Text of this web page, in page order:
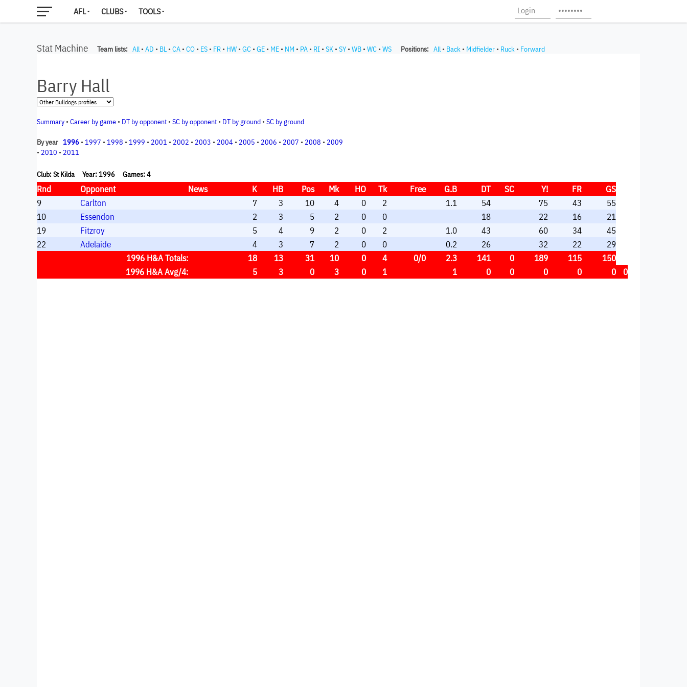
AFL CLUBS TOOLS
Stat Machine Team lists: All • AD • BL • CA • CO • ES • FR • HW • GC • GE • ME • NM • PA • RI • SK • SY• WB • WC • WS Positions: All • Back • Midfielder • Ruck • Forward